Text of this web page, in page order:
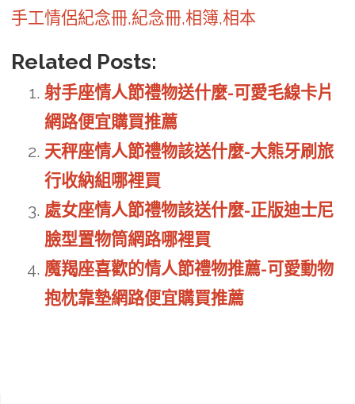
手工情侶紀念冊,紀念冊,相簿,相本
Related Posts:
射手座情人節禮物送什麼-可愛毛線卡片
網路便宜購買推薦
天秤座情人節禮物該送什麼-大熊牙刷旅
行收納組哪裡買
處女座情人節禮物該送什麼-正版迪士尼
臉型置物筒網路哪裡買
魔羯座喜歡的情人節禮物推薦-可愛動物
抱枕靠墊網路便宜購買推薦